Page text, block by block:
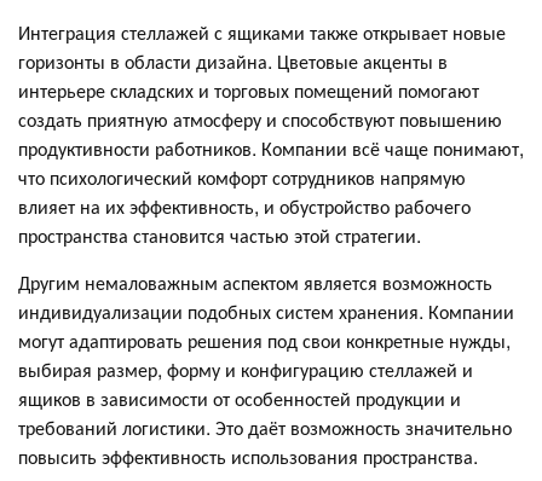
Интеграция стеллажей с ящиками также открывает новые
горизонты в области дизайна. Цветовые акценты в
интерьере складских и торговых помещений помогают
создать приятную атмосферу и способствуют повышению
продуктивности работников. Компании всё чаще понимают,
что психологический комфорт сотрудников напрямую
влияет на их эффективность, и обустройство рабочего
пространства становится частью этой стратегии.
Другим немаловажным аспектом является возможность
индивидуализации подобных систем хранения. Компании
могут адаптировать решения под свои конкретные нужды,
выбирая размер, форму и конфигурацию стеллажей и
ящиков в зависимости от особенностей продукции и
требований логистики. Это даёт возможность значительно
повысить эффективность использования пространства.